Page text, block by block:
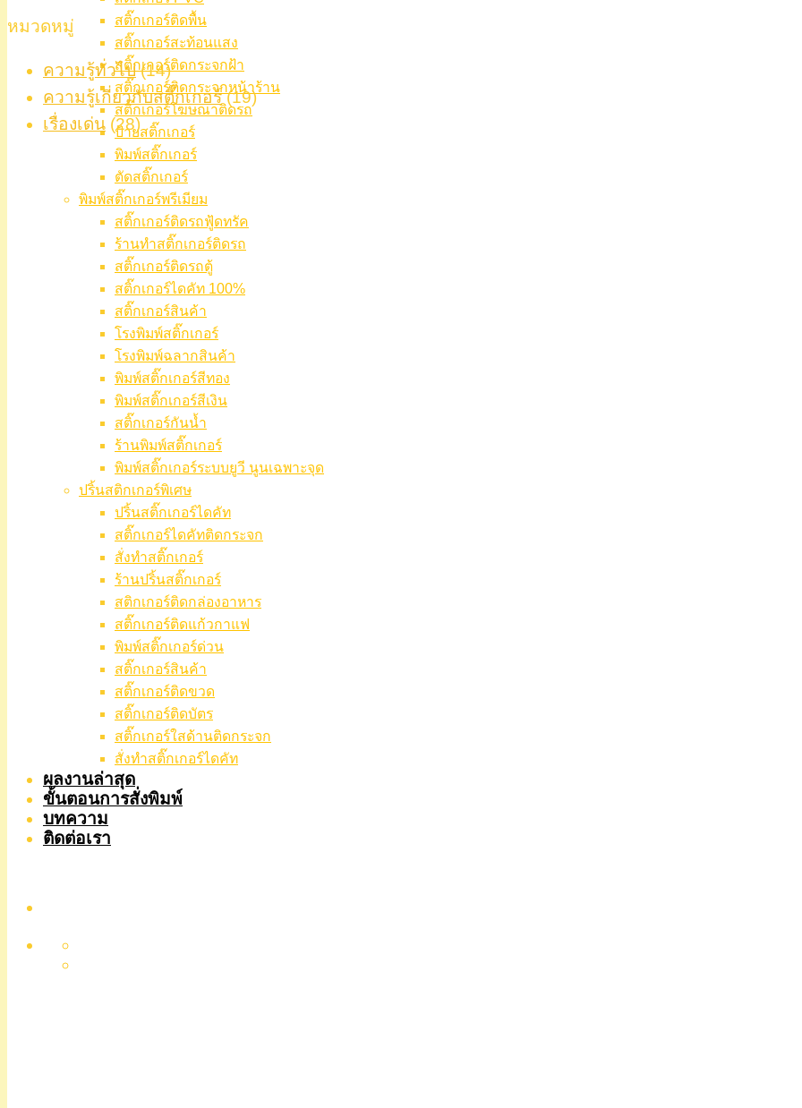
สติ๊กเกอร์ติดพื้น
สติ๊กเกอร์สะท้อนแสง
สติ๊กเกอร์ติดกระจกฝ้า
สติ๊กเกอร์ติดกระจกหน้าร้าน
สติ๊กเกอร์โฆษณาติดรถ
ป้ายสติ๊กเกอร์
พิมพ์สติ๊กเกอร์
ตัดสติ๊กเกอร์
พิมพ์สติ๊กเกอร์พรีเมียม
สติ๊กเกอร์ติดรถฟู้ดทรัค
ร้านทำสติ๊กเกอร์ติดรถ
สติ๊กเกอร์ติดรถตู้
สติ๊กเกอร์ไดคัท 100%
สติ๊กเกอร์สินค้า
โรงพิมพ์สติ๊กเกอร์
โรงพิมพ์ฉลากสินค้า
พิมพ์สติ๊กเกอร์สีทอง
พิมพ์สติ๊กเกอร์สีเงิน
สติ๊กเกอร์กันน้ำ
ร้านพิมพ์สติ๊กเกอร์
พิมพ์สติ๊กเกอร์ระบบยูวี นูนเฉพาะจุด
ปริ้นสติกเกอร์พิเศษ
ปริ้นสติ๊กเกอร์ไดคัท
สติ๊กเกอร์ไดคัทติดกระจก
สั่งทำสติ๊กเกอร์
ร้านปริ้นสติ๊กเกอร์
สติกเกอร์ติดกล่องอาหาร
สติ๊กเกอร์ติดแก้วกาแฟ
พิมพ์สติ๊กเกอร์ด่วน
สติ๊กเกอร์สินค้า
สติ๊กเกอร์ติดขวด
สติ๊กเกอร์ติดบัตร
สติ๊กเกอร์ใสด้านติดกระจก
สั่งทําสติ๊กเกอร์ไดคัท
ผลงานล่าสุด
ขั้นตอนการสั่งพิมพ์
บทความ
ติดต่อเรา
หมวดหมู่
ความรู้ทั่วไป(14)
ความรู้เกี่ยวกับสติ๊กเกอร์(19)
เรื่องเด่น (28)